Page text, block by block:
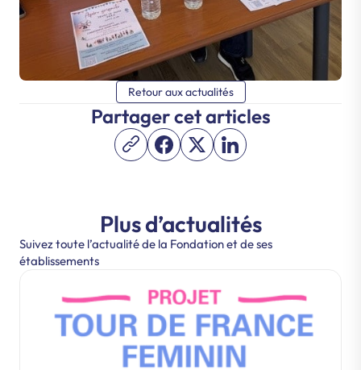
Retour aux actualités
Partager cet articles
Plus d’actualités
Suivez toute l’actualité de la Fondation et de ses
établissements